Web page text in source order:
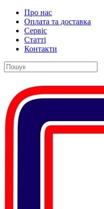
Про нас
Оплата та доставка
Сервіс
Статті
Контакти